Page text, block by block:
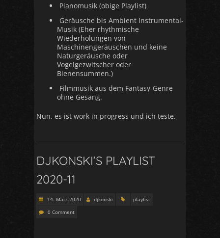
Pianomusik (obige Playlist)
Geräusche bis Ambient Instrumental-
Musik (Eher rhythmische
Wiederholungen von
Maschinengeräuschen und keine
Naturgeräusche oder
Vogelgezwitscher oder
Bienensummen.)
Filmmusik aus dem Fantasy-Genre
ohne Gesang.
Nun, es ist work in progress und ich teste.
DJKONSKI’S PLAYLIST
2020-11
14. März 2020 djkonski
playlist
0 Comment